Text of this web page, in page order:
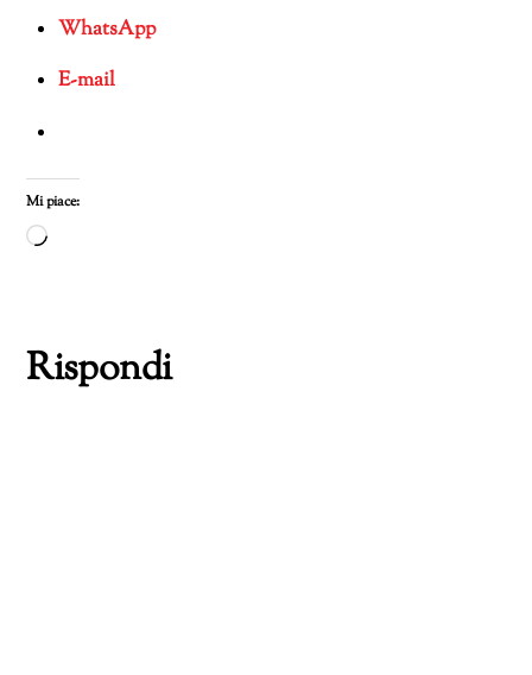
WhatsApp
E-mail
Mi piace:
Caricamento
Rispondi